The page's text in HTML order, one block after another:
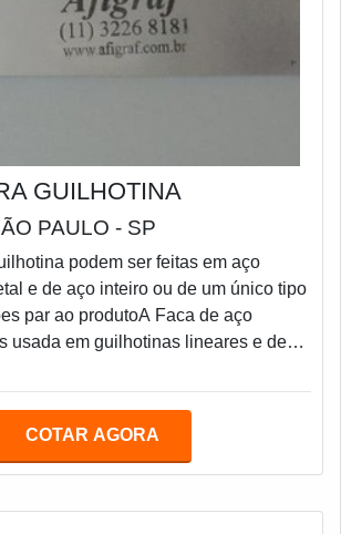
GUILHOTINA
PAULO - SP
podem ser feitas em aço
e de aço inteiro ou de um único tipo
par ao produtoA Faca de aço
usada em guilhotinas lineares e de
além de permitir reparos na
em aço carbono.Cuidados no
COTAR AGORA